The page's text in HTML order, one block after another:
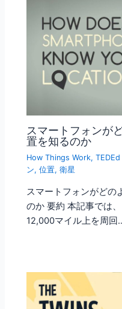
スマートフォンが
置を知るのか
How Things Work,TEDEd
ン,位置,衛星
スマートフォンがどの
のか 要約 本記事では
12,000マイル上を周回